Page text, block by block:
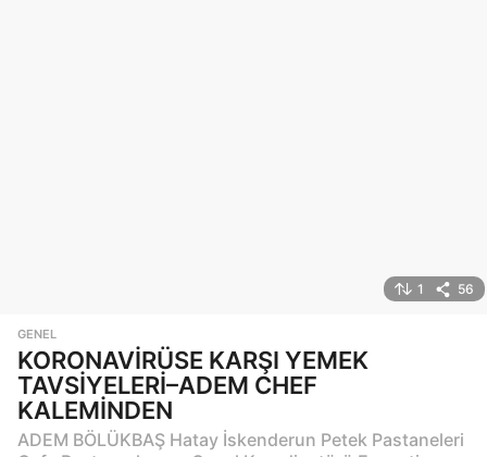
1 56
GENEL
KORONAVİRÜSE KARŞI YEMEK
TAVSİYELERİ–ADEM CHEF
KALEMİNDEN
ADEM BÖLÜKBAŞ Hatay İskenderun Petek Pastaneleri